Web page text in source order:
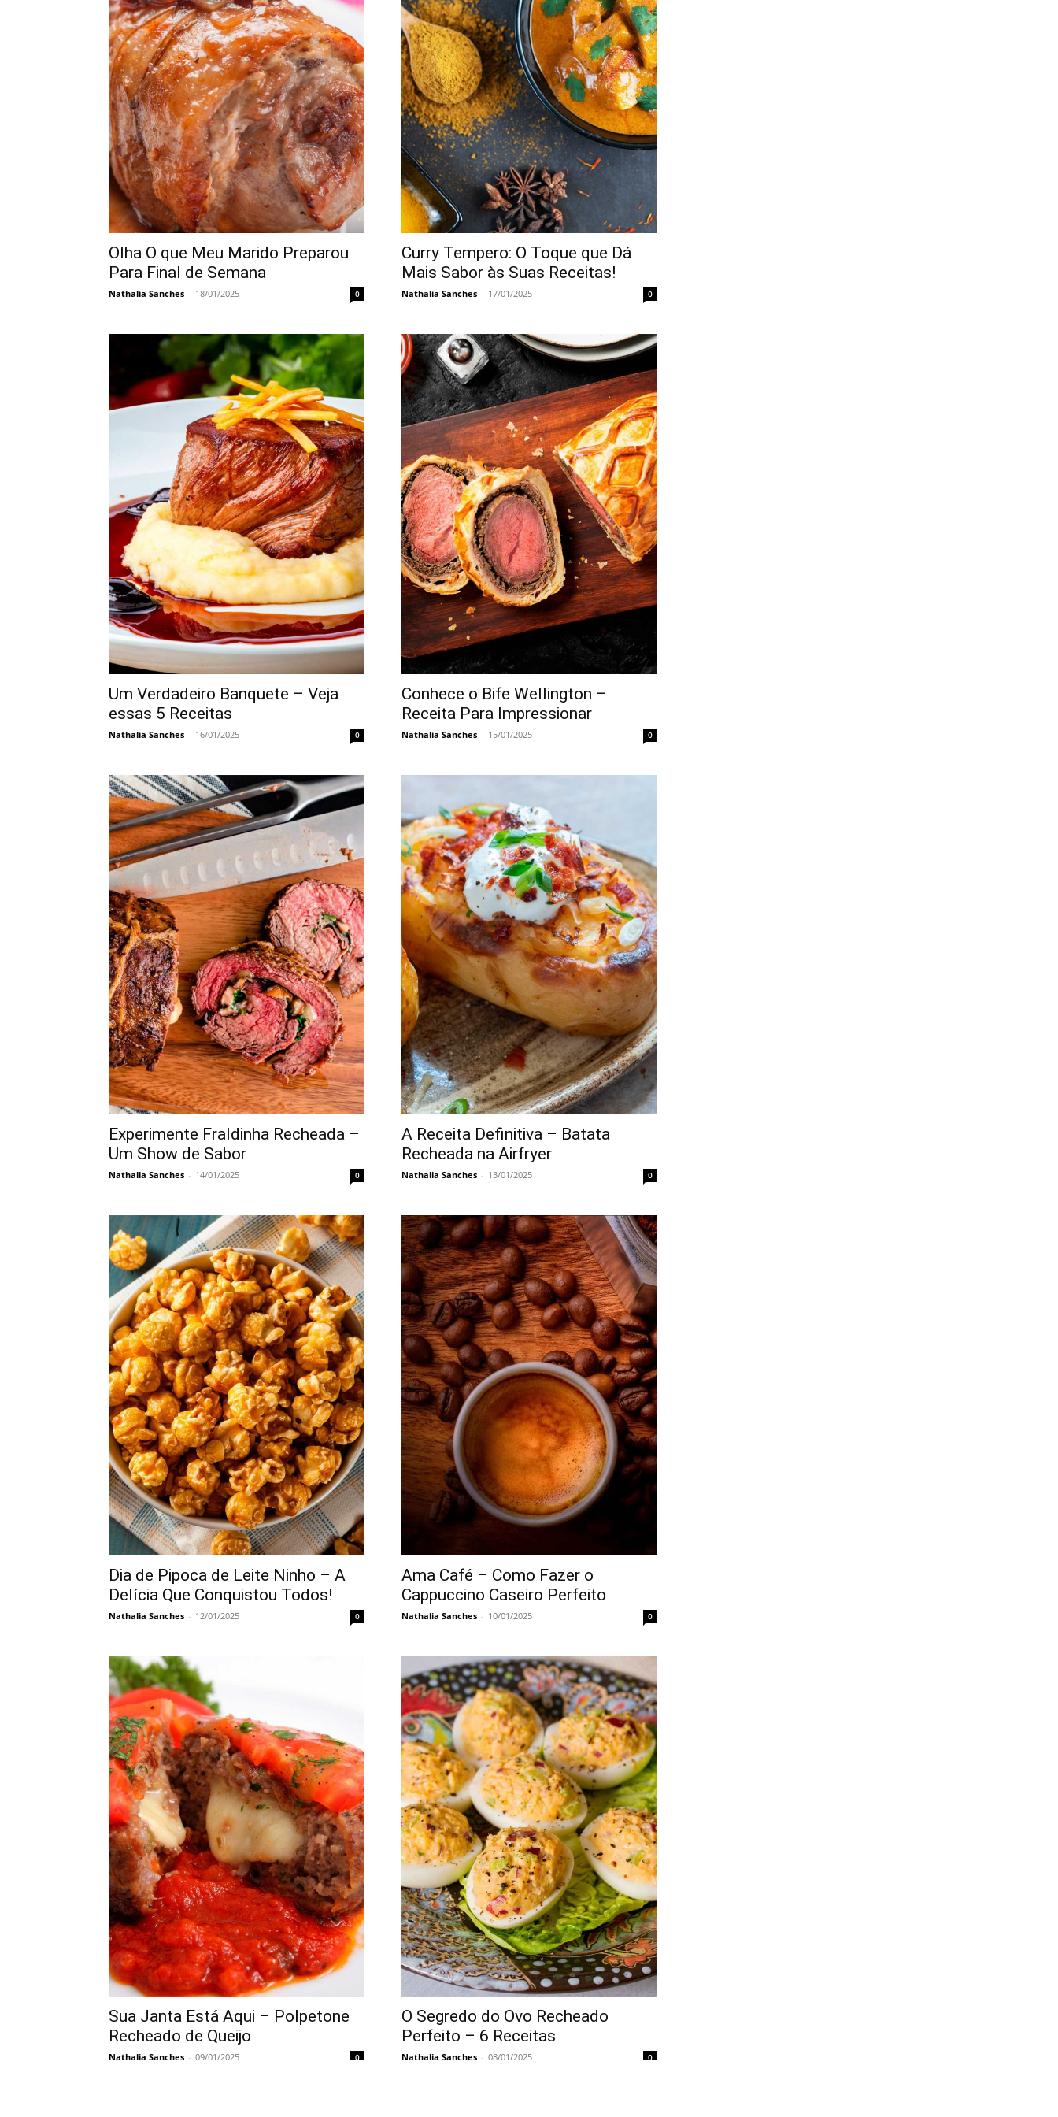
Olha O que Meu Marido Preparou
Para Final de Semana
Nathalia Sanches - 18/01/2025 0
Curry Tempero: O Toque que Dá
Mais Sabor às Suas Receitas!
Nathalia Sanches - 17/01/2025 0
Um Verdadeiro Banquete – Veja
essas 5 Receitas
Nathalia Sanches - 16/01/2025 0
Conhece o Bife Wellington –
Receita Para Impressionar
Nathalia Sanches - 15/01/2025 0
Experimente Fraldinha Recheada –
Um Show de Sabor
Nathalia Sanches - 14/01/2025 0
A Receita Definitiva – Batata
Recheada na Airfryer
Nathalia Sanches - 13/01/2025 0
Dia de Pipoca de Leite Ninho – A
Delícia Que Conquistou Todos!
Nathalia Sanches - 12/01/2025 0
Ama Café – Como Fazer o
Cappuccino Caseiro Perfeito
Nathalia Sanches - 10/01/2025 0
Sua Janta Está Aqui – Polpetone
Recheado de Queijo
Nathalia Sanches - 09/01/2025 0
O Segredo do Ovo Recheado
Perfeito – 6 Receitas
Nathalia Sanches - 08/01/2025 0